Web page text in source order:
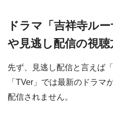
ドラマ「吉祥寺ル
や見逃し配信の視聴
先ず、見逃し配信と言えば
「TVer」では最新のドラマ
配信されません。